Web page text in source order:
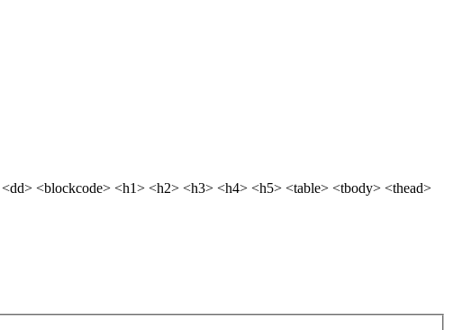
<blockcode> <h1> <h2> <h3> <h4> <h5> <table> <tbody> <thead>